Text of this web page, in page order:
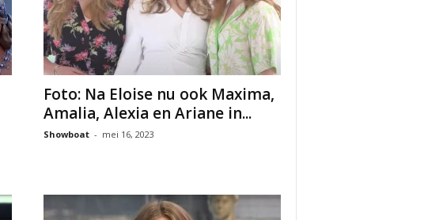
Foto: Na Eloise nu ook Maxima,
Amalia, Alexia en Ariane in...
Showboat - mei 16, 2023